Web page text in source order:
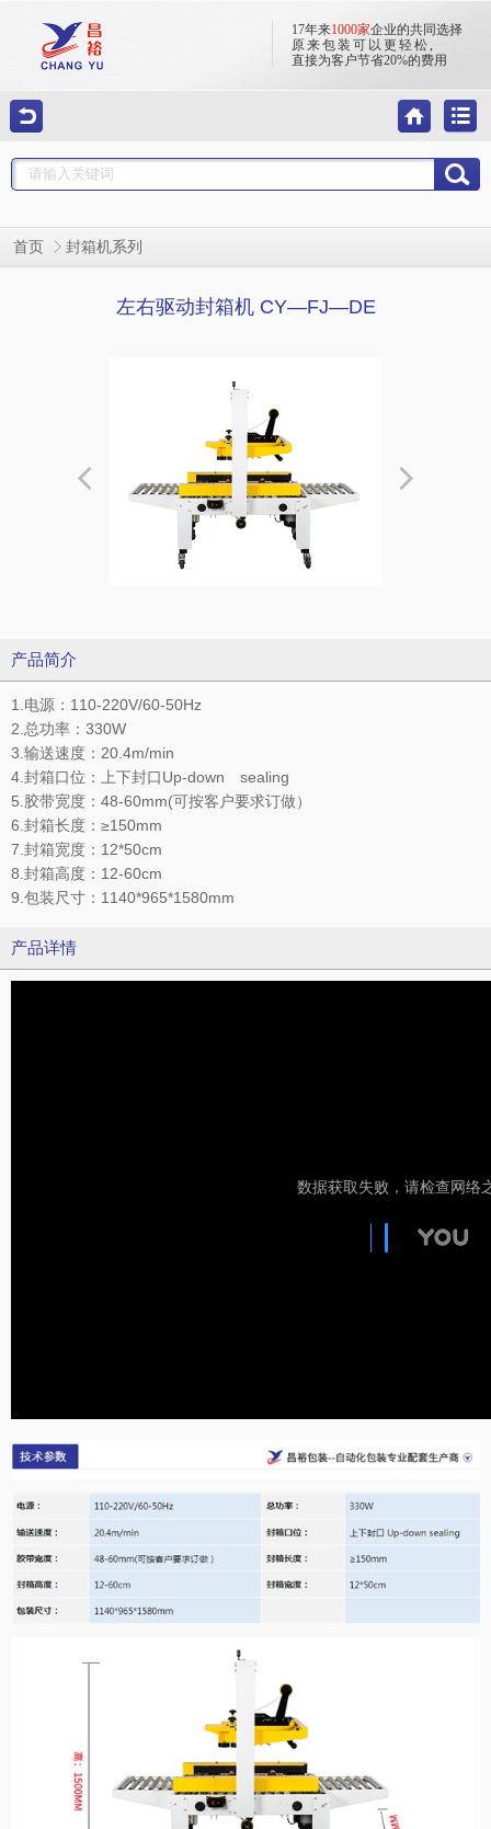
17年来1000家企业的共同选择
原来包装可以更轻松,
直接为客户节省20%的费用
首页 封箱机系列
左右驱动封箱机 CY—FJ—DE
产品简介
1.电源：110-220V/60-50Hz
2.总功率：330W
3.输送速度：20.4m/min
4.封箱口位：上下封口Up-down sealing
5.胶带宽度：48-60mm(可按客户要求订做）
6.封箱长度：≥150mm
7.封箱宽度：12*50cm
8.封箱高度：12-60cm
9.包装尺寸：1140*965*1580mm
产品详情